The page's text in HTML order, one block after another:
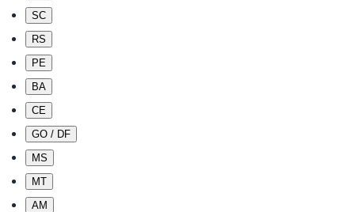
SC
RS
PE
BA
CE
GO / DF
MS
MT
AM